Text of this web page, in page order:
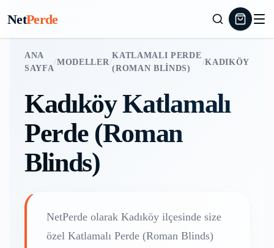
NetPerde
ANA
SAYFA
/MODELLER/
KATLAMALI PERDE
(ROMAN BLINDS)
/KADIKÖY
KadıköyKatlamalı
Perde (Roman
Blinds)
NetPerde olarak Kadıköy ilçesinde size
özel Katlamalı Perde (Roman Blinds)